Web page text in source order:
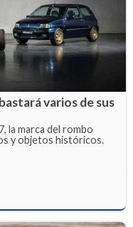
varios de sus
la marca del rombo
y objetos históricos.